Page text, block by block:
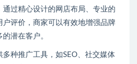
过精心设计的网店布局、专业的
户评价，商家可以有效地增强品牌
潜在客户。
种推广工具，如SEO、社交媒体